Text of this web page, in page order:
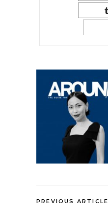
PREVIOUS ARTICLE